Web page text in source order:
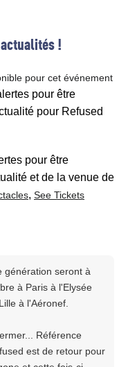
!
pour cet événement
pour être
pour Refused
pour être
et de la venue de
, See Tickets
génération seront à
à Paris à l'Elysée
à l'Aéronef.
Référence
est de retour pour